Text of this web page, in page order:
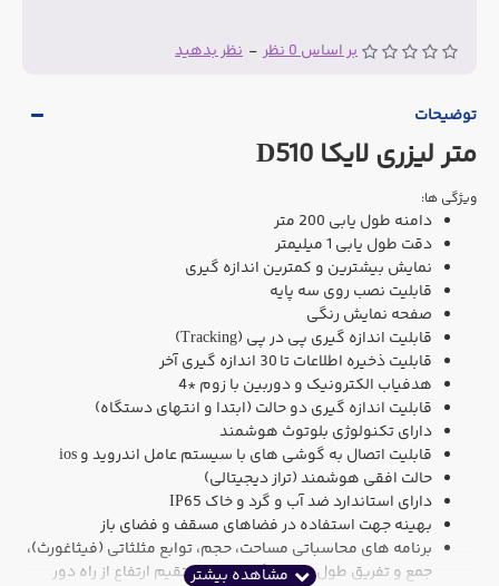
بر اساس 0 نظر - نظر بدهید
توضیحات
متر لیزری لایکا D510
ویژگی ها:
دامنه طول یابی 200 متر
دقت طول یابی 1 میلیمتر
نمایش بیشترین و کمترین اندازه گیری
قابلیت نصب روی سه پایه
صفحه نمایش رنگی
قابلیت اندازه گیری پی در پی (Tracking)
قابلیت ذخیره اطلاعات تا 30 اندازه گیری آخر
هدفیاب الکترونیک و دوربین با زوم *4
قابلیت اندازه گیری دو حالت (ابتدا و انتهای دستگاه)
دارای تکنولوژی بلوتوث هوشمند
قابلیت اتصال به گوشی های با سیستم عامل اندروید و ios
حالت افقی هوشمند (تراز دیجیتالی)
دارای استاندارد ضد آب و گرد و خاک IP65
بهینه جهت استفاده در فضاهای مسقف و فضای باز
برنامه های محاسباتی مساحت، حجم، توابع مثلثاتی (فیثاغورث)،
جمع و تفریق طول، اندازه گیری غیرمستقیم ارتفاع از راه دور